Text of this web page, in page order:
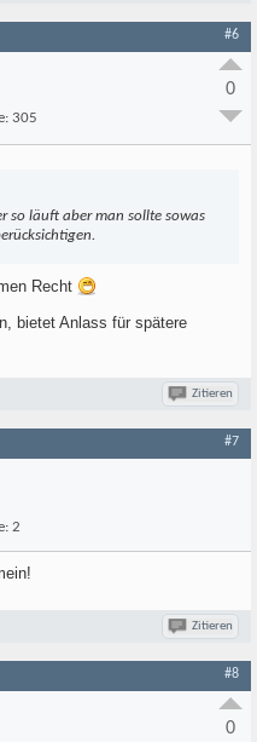
#6
305
0
so läuft aber man sollte sowas
Recht
bietet Anlass für spätere
Zitieren
#7
2
Zitieren
#8
0